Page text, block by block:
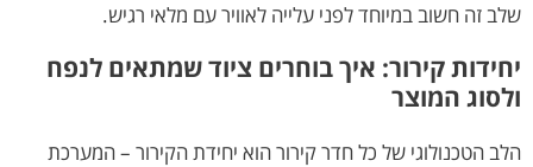
שלב זה חשוב במיוחד לפני עלייה לאוויר עם מלאי רגיש.
יחידות קירור: איך בוחרים ציוד שמתאים לנפח
ולסוג המוצר
הלב הטכנולוגי של כל חדר קירור הוא יחידת הקירור – המערכת